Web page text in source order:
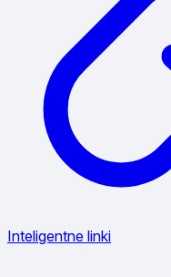
Inteligentne linki